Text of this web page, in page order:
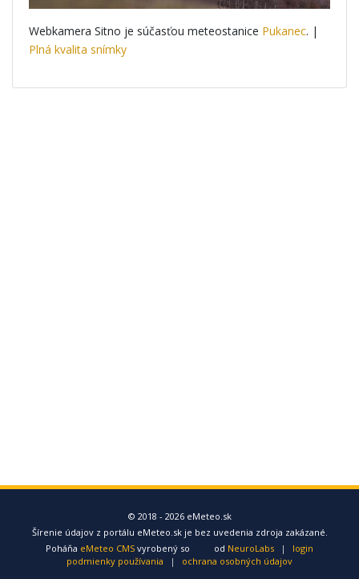
Webkamera Sitno je súčasťou meteostanice Pukanec. |
Plná kvalita snímky
© 2018 - 2026 eMeteo.sk
Šírenie údajov z portálu eMeteo.sk je bez uvedenia zdroja zakázané.
Poháňa eMeteo CMS vyrobený so od NeuroLabs |
login
podmienky používania
| ochrana osobných údajov